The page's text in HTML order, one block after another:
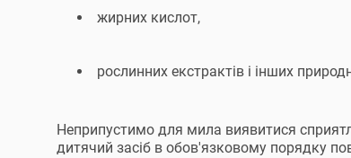
жирних кислот,
рослинних екстрактів і інших
Неприпустимо для мила виявитися
дитячий засіб в обов'язковому порядку